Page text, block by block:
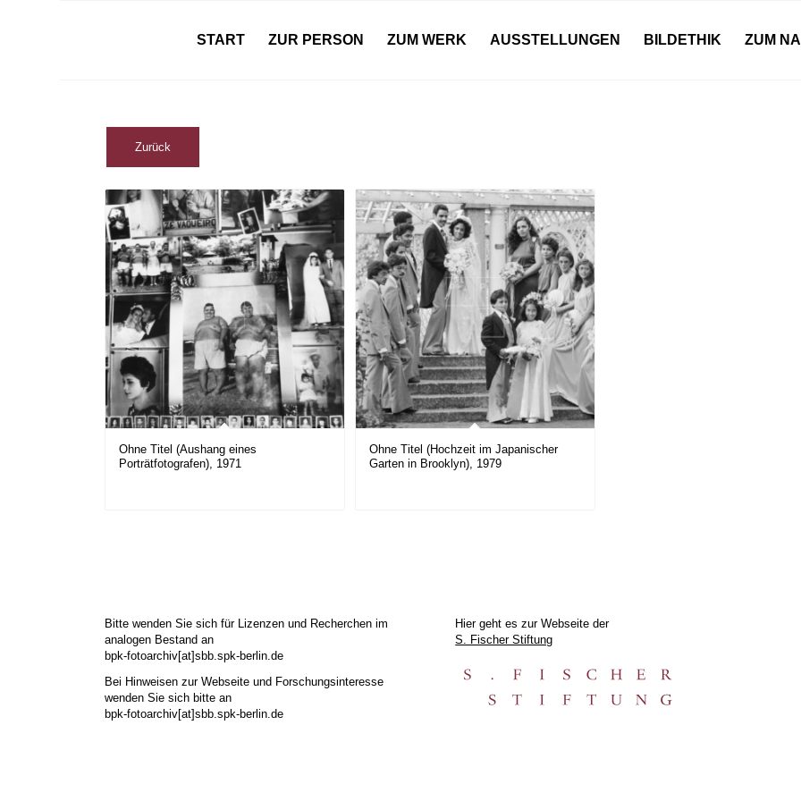
START ZUR PERSON ZUM WERK AUSSTELLUNGEN BILDETHIK ZUM
Ohne Titel (Aushang eines
Porträtfotografen), 1971
Ohne Titel (Hochzeit im Japanischer
Garten in Brooklyn), 1979
Bitte wenden Sie sich für Lizenzen und Recherchen im
analogen Bestand an
bpk-fotoarchiv[at]sbb.spk-berlin.de
Bei Hinweisen zur Webseite und Forschungsinteresse
wenden Sie sich bitte an
bpk-fotoarchiv[at]sbb.spk-berlin.de
Hier geht es zur Webseite der
S. Fischer Stiftung